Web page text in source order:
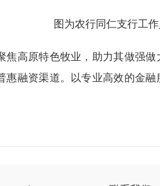
图为农行同仁支行工
高原特色牧业，助力其做强做
惠融资渠道。以专业高效的金